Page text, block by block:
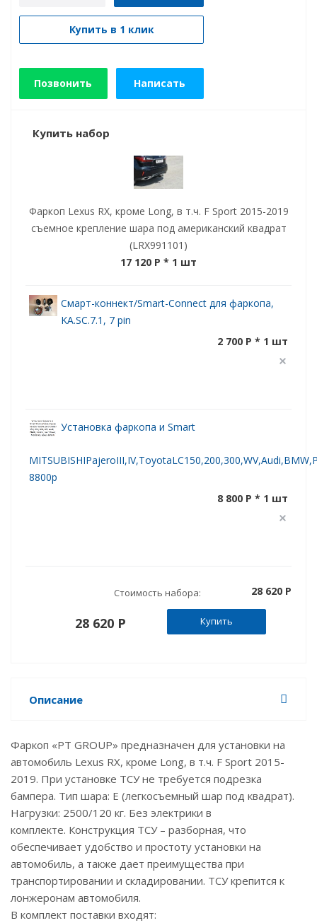
Купить в 1 клик
Позвонить Написать
Купить набор
Фаркоп Lexus RX, кроме Long, в т.ч. F Sport 2015-2019
съемное крепление шара под американский квадрат
(LRX991101)
17 120 P * 1 шт
Смарт-коннект/Smart-Connect для фаркопа,
KA.SC.7.1, 7 pin
2 700 P * 1 шт
Установка фаркопа и Smart
8800р
8 800 P * 1 шт
Стоимость набора: 28 620 P
28 620 P Купить
Описание
Фаркоп «PT GROUP» предназначен для установки на
автомобиль Lexus RX, кроме Long, в т.ч. F Sport 2015-
2019. При установке ТСУ не требуется подрезка
бампера. Тип шара: E (легкосъемный шар под квадрат).
Нагрузки: 2500/120 кг. Без электрики в
комплекте. Конструкция ТСУ – разборная, что
обеспечивает удобство и простоту установки на
автомобиль, а также дает преимущества при
транспортировании и складировании. ТСУ крепится к
лонжеронам автомобиля.
В комплект поставки входят: